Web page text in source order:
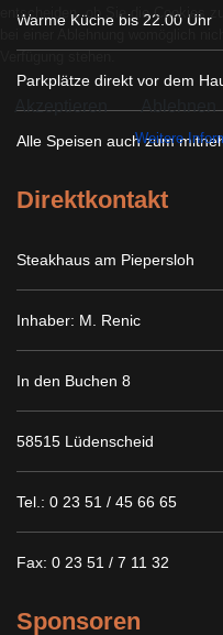
Warme Küche bis 22.00 Uhr
Parkplätze direkt vor dem
Alle Speisen auch zum
Direktkontakt
Steakhaus am Piepersloh
Inhaber: M. Renic
In den Buchen 8
58515 Lüdenscheid
Tel.: 0 23 51 / 45 66 65
Fax: 0 23 51 / 7 11 32
Sponsoren
entscheiden, ob Sie die Cookies
Verfügung stehen.
Akzeptieren Ablehnen
Weitere